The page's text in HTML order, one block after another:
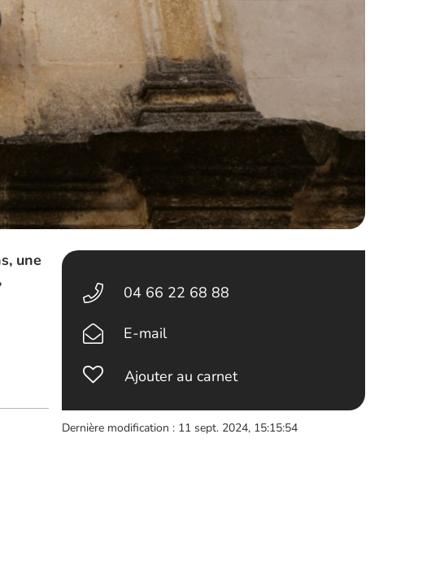
une
04 66 22 68 88
E-mail
Ajouter au carnet
Dernière modification : 11 sept. 2024, 15:15:54